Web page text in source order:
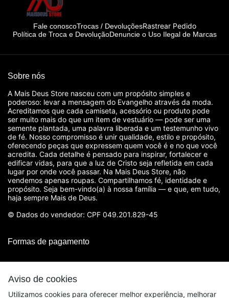
Aviso de cookies
Utilizamos cookies para oferecer melhor experiência, melhorar
Fale conoscoTrocas / DevoluçõesRastrear Pedido
Política de Troca e DevoluçãoDenuncie o Uso Ilegal de Marcas
Sobre nós
A Mais Deus Store nasceu com um propósito simples e
poderoso: levar a mensagem do Evangelho através da moda.
Acreditamos que cada camiseta, acessório ou produto pode
ser muito mais do que um item de vestuário — pode ser uma
semente plantada, uma palavra liberada e um testemunho vivo
de fé. Nosso compromisso é unir qualidade, estilo e propósito,
oferecendo peças que expressem quem você é e no que você
acredita. Cada detalhe é pensado para inspirar, fortalecer e
edificar vidas, para que a luz de Cristo seja refletida em cada
lugar por onde você passar. Na Mais Deus Store, não
vendemos apenas roupas. Compartilhamos fé, identidade e
propósito. Seja bem-vindo(a) à nossa família — e que, em tudo,
haja sempre Mais de Deus.
© Dados do vendedor: CPF 049.201.829-45
Formas de pagamento